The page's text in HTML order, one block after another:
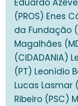
Eduardo
(PROS) Enes
da Fundação
Magalhães
(CIDADANIA)
(PT) Leonídio
Lucas Lasmar
Ribeiro (PSC)